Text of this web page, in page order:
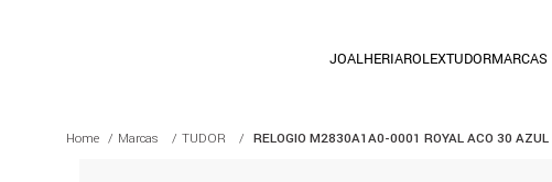
JOALHERIAROLEXTUDORMARCAS
Marcas TUDOR RELOGIO M2830A1A0-0001 ROYAL ACO 30 AZUL